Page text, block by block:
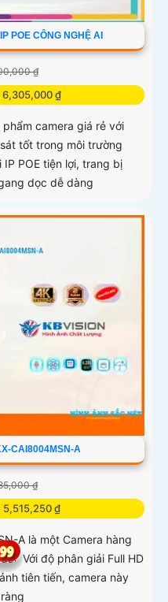
POE CÔNG NGHỆ AI
₫
6,305,000 ₫
phẩm camera giá rẻ với
tốt trong môi trường
POE tiện lợi, trang bị
dọc dễ dàng
CAI8004MSN-A
₫
5,515,250 ₫
A là một Camera hàng
Với độ phân giải Full HD
tiên tiến, camera này